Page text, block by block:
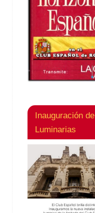
Inauguración de
Luminarias